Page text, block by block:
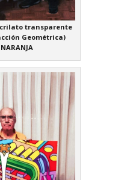
transparente
Geométrica)